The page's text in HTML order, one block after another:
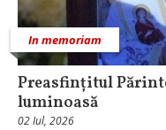
In memoriam
Preasfințitul
luminoasă
02 Iul, 2026